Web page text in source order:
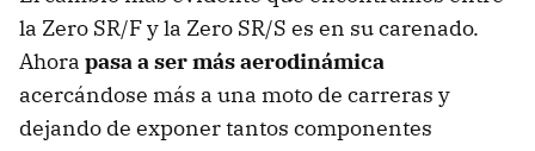
la Zero SR/F y la Zero SR/S es en su carenado.
Ahora pasa a ser más aerodinámica
acercándose más a una moto de carreras y
dejando de exponer tantos componentes